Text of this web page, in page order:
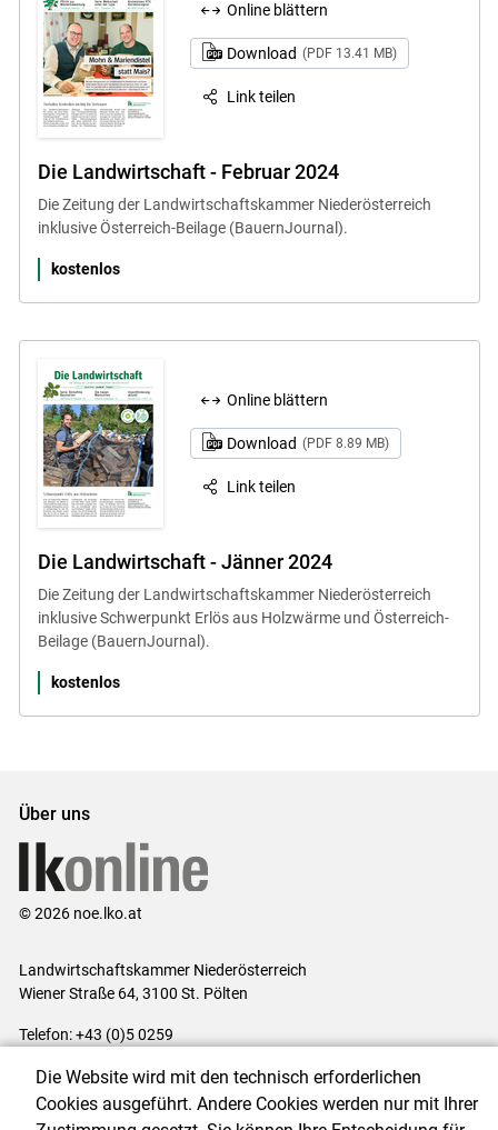
Online blättern
Download (PDF 13.41 MB)
Link teilen
Die Landwirtschaft - Februar 2024
Die Zeitung der Landwirtschaftskammer Niederösterreich
inklusive Österreich-Beilage (BauernJournal).
kostenlos
Online blättern
Download (PDF 8.89 MB)
Link teilen
Die Landwirtschaft - Jänner 2024
Die Zeitung der Landwirtschaftskammer Niederösterreich
inklusive Schwerpunkt Erlös aus Holzwärme und Österreich-
Beilage (BauernJournal).
kostenlos
Über uns
© 2026 noe.lko.at
Landwirtschaftskammer Niederösterreich
Wiener Straße 64, 3100 St. Pölten
Telefon: +43 (0)5 0259
Impressum|Kontakt|Datenschutzerklärung|Barrierefreiheit|
Cookie-Einstellungen
Die Website wird mit den technisch erforderlichen
Cookies ausgeführt. Andere Cookies werden nur mit Ihrer